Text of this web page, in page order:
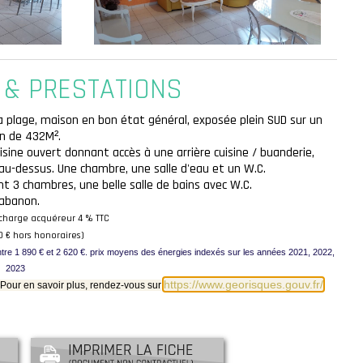
PRESTATIONS
maison en bon état général, exposée plein SUD sur un
de 432M².
ouvert donnant accès à une arrière cuisine / buanderie,
dessus. Une chambre, une salle d'eau et un W.C.
chambres, une belle salle de bains avec W.C.
acquéreur 4 % TTC
€ hors honoraires)
1 890 € et 2 620 €. prix moyens des énergies indexés sur les années 2021, 2022,
2023
en savoir plus, rendez-vous sur https://www.georisques.gouv.fr/